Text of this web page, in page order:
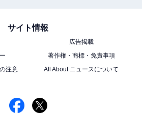
サイト情報
広告掲載
著作権・商標・免責事項
注意
All About ニュースについて